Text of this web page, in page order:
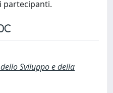
partecipanti.
Sviluppo e della